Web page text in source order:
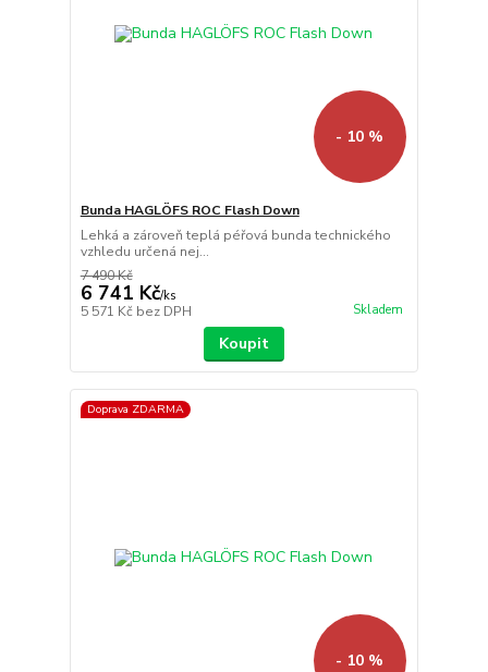
- 10 %
Bunda HAGLÖFS ROC Flash Down
Lehká a zároveň teplá péřová bunda technického
vzhledu určená nej...
7 490 Kč
6 741 Kč/ks
5 571 Kč bez DPH Skladem
Koupit
Doprava ZDARMA
- 10 %